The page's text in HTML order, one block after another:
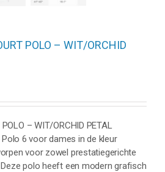
POLO – WIT/ORCHID
– WIT/ORCHID PETAL
6 voor dames in de kleur
voor zowel prestatiegerichte
polo heeft een modern grafisch